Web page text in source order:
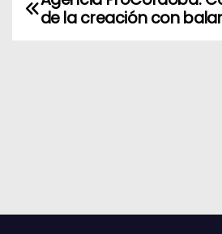
N
c
de la creación con